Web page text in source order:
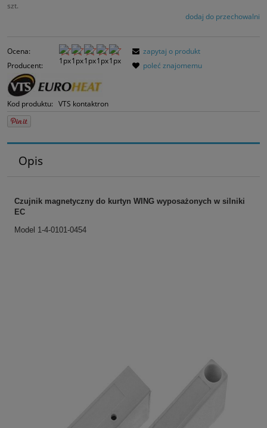
szt.
dodaj do przechowalni
Ocena:
Producent:
Kod produktu: VTS kontaktron
zapytaj o produkt
poleć znajomemu
Opis
Czujnik magnetyczny do kurtyn WING wyposażonych w silniki
EC
Model 1-4-0101-0454